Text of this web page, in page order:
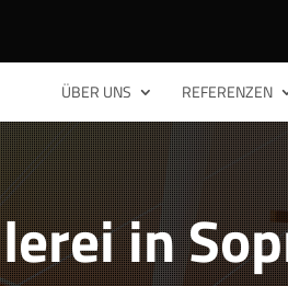
ÜBER UNS REFERENZEN
in